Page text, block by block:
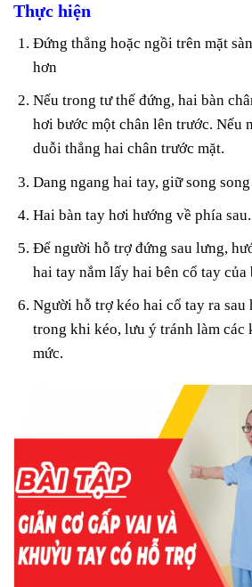
Thực hiện
Đứng thẳng hoặc ngồi trên mặt
hơn
Nếu trong tư thế đứng, hai bàn
hơi bước một chân lên trước. Nếu
duỗi thẳng hai chân trước mặt.
Dang ngang hai tay, giữ song
Hai bàn tay hơi hướng về phía sau.
Để người hỗ trợ đứng sau lưng,
hai tay nắm lấy hai bên cổ tay của
Người hỗ trợ kéo hai cổ tay ra sau
trong khi kéo, lưu ý tránh làm các
mức.